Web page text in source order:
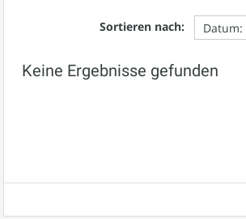
Sortieren nach:
Keine Ergebnisse gefunden